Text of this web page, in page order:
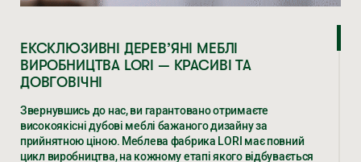
ЕКСКЛЮЗИВНІ ДЕРЕВ’ЯНІ МЕБЛІ
ВИРОБНИЦТВА LORI — КРАСИВІ ТА
ДОВГОВІЧНІ
Звернувшись до нас, ви гарантовано отримаєте
високоякісні дубові меблі бажаного дизайну за
прийнятною ціною. Меблева фабрика LORI має повний
цикл виробництва, на кожному етапі якого відбувається